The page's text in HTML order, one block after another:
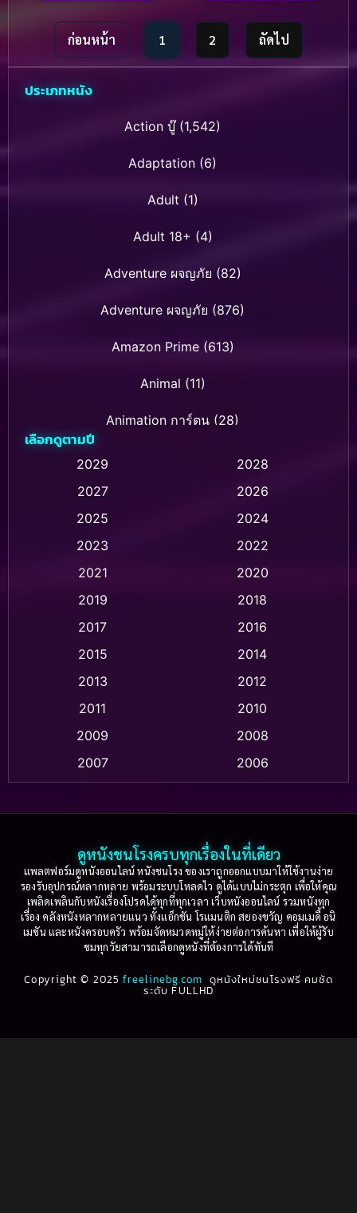
ก่อนหน้า 1 2 ถัดไป
ประเภทหนัง
Action บู๊(1,542)
Adaptation (6)
Adult (1)
Adult 18+ (4)
Adventure ผจญภัย (82)
Adventure ผจญภัย (876)
Amazon Prime(613)
Animal (11)
Animation การ์ตูน (28)
Animation การ์ตูน (236)
Animation การ์ตูน (32)
Animation แอนิเมชั่น (1)
Animation แอนิเมชัน (1)
Based on a True Story เรื่องจริง(75)
Based on Novel(16)
Betrayal(1)
Biography(3)
Biography ชีวประวัติ (61)
เลือกดูตามปี
2029
2028
2027
2026
2025
2024
2023
2022
2021
2020
2019
2018
2017
2016
2015
2014
2013
2012
2011
2010
2009
2008
2007
2006
2003
2002
2001
2000
1999
1998
1997
1996
1995
1994
1993
1992
1991
1990
1987
1986
ดูหนังชนโรงครบทุกเรื่องในที่เดียว
แพลตฟอร์มดูหนังออนไลน์ หนังชนโรง ของเราถูกออกแบบมาให้ใช้งานง่าย
รองรับอุปกรณ์หลากหลาย พร้อมระบบโหลดไว ดูได้แบบไม่กระตุก เพื่อให้คุณ
เพลิดเพลินกับหนังเรื่องโปรดได้ทุกที่ทุกเวลา เว็บหนังออนไลน์ รวมหนังทุก
เรื่อง คลังหนังหลากหลายแนว ทั้งแอ็กชัน โรแมนติก สยองขวัญ คอมเมดี้ อนิ
เมชัน และหนังครอบครัว พร้อมจัดหมวดหมู่ให้ง่ายต่อการค้นหา เพื่อให้ผู้รับ
ชมทุกวัยสามารถเลือกดูหนังที่ต้องการได้ทันที
Copyright © 2025freelinebg.com ดูหนังใหม่ชนโรงฟรี คมชัด
ระดับ FULLHD